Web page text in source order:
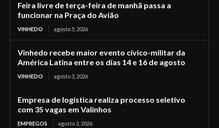
Feira livre de terça-feira de manhã passa a
funcionar na Praça do Avião
VINHEDO agosto 5, 2026
Vinhedo recebe maior evento cívico-militar da
América Latina entre os dias 14 e 16 de agosto
VINHEDO agosto 3, 2026
Empresa de logística realiza processo seletivo
com 35 vagas em Valinhos
EMPREGOS agosto 3, 2026